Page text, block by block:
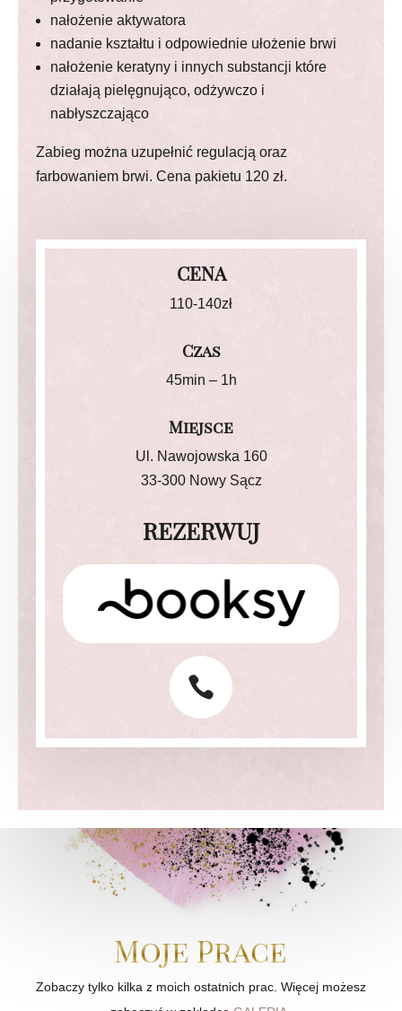
nałożenie aktywatora
nadanie kształtu i odpowiednie ułożenie brwi
nałożenie keratyny i innych substancji które
działają pielęgnująco, odżywczo i
nabłyszczająco
Zabieg można uzupełnić regulacją oraz
farbowaniem brwi. Cena pakietu 120 zł.
CENA
110-140zł
Czas
45min – 1h
Miejsce
Ul. Nawojowska 160
33-300 Nowy Sącz
REZERWUJ

Moje Prace
Zobaczy tylko kilka z moich ostatnich prac. Więcej możesz